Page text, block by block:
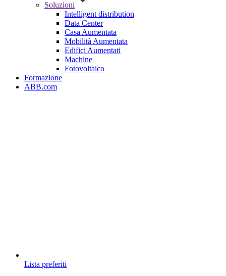
Soluzioni
Intelligent distribution
Data Center
Casa Aumentata
Mobilità Aumentata
Edifici Aumentati
Machine
Fotovoltaico
Formazione
ABB.com
Lista preferiti